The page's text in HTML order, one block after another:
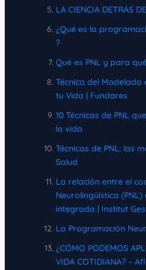
LA CIENCIA DETRÁS
¿Qué es la
?
Qué es PNL y para
Técnica del
tu Vida | Fundares
10 Técnicas de PNL
la vida
Técnicas de PNL: las
Salud
La relación entre el
Neurolingüística
integrada | Institut
La Programación
¿CÓMO PODEMOS
VIDA COTIDIANA? –